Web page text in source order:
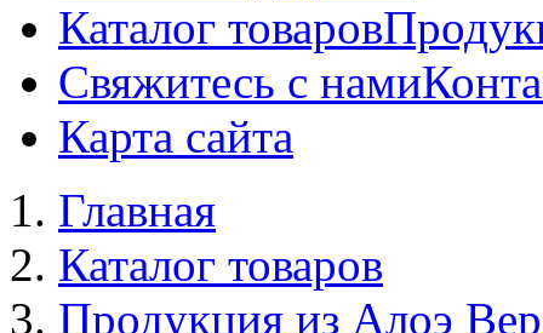
Каталог товаров
Свяжитесь с нами
Карта сайта
Главная
Каталог товаров
Продукция из Алоэ